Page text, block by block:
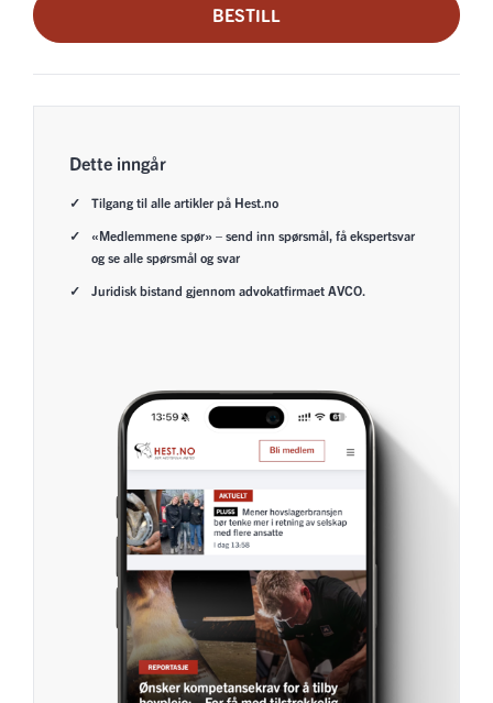
BESTILL
Dette inngår
Tilgang til alle artikler på Hest.no
«Medlemmene spør» – send inn spørsmål, få ekspertsvar
og se alle spørsmål og svar
Juridisk bistand gjennom advokatfirmaet AVCO.